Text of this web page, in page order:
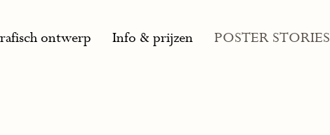
ontwerp Info & prijzen POSTER STORIES